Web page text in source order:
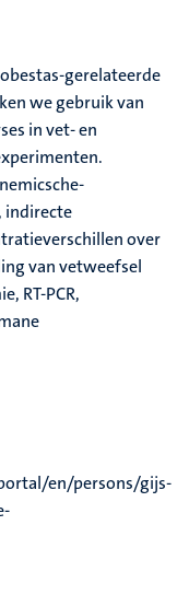
gerelateerde
we gebruik van
in vet- en
indirecte
over
van vetweefsel
RT-PCR,
en/persons/gijs-